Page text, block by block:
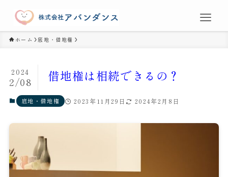
ホーム 底地・借地権
借地権は相続できるの？
2024
2/08
底地・借地権 2023年11月29日 2024年2月8日